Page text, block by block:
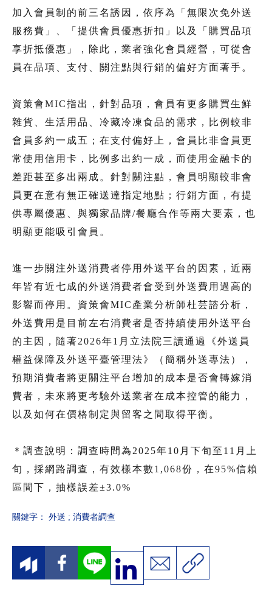
加入會員制的前三名誘因，依序為「無限次免外送
服務費」、「提供會員優惠折扣」以及「購買品項
享折抵優惠」，除此，業者強化會員經營，可從會
員在品項、支付、關注點與行銷的偏好方面著手。
資策會MIC指出，針對品項，會員有更多購買生鮮
雜貨、生活用品、冷藏冷凍食品的需求，比例較非
會員多約一成五；在支付偏好上，會員比非會員更
常使用信用卡，比例多出約一成，而使用金融卡的
差距甚至多出兩成。針對關注點，會員明顯較非會
員更在意有無正確送達指定地點；行銷方面，有提
供專屬優惠、與獨家品牌/餐廳合作等兩大要素，也
明顯更能吸引會員。
進一步關注外送消費者停用外送平台的因素，近兩
年皆有近七成的外送消費者會受到外送費用過高的
影響而停用。資策會MIC產業分析師杜芸諮分析，
外送費用是目前左右消費者是否持續使用外送平台
的主因，隨著2026年1月立法院三讀通過《外送員
權益保障及外送平臺管理法》（簡稱外送專法），
預期消費者將更關注平台增加的成本是否會轉嫁消
費者，未來將更考驗外送業者在成本控管的能力，
以及如何在價格制定與留客之間取得平衡。
＊調查說明：調查時間為2025年10月下旬至11月上
旬，採網路調查，有效樣本數1,068份，在95%信賴
區間下，抽樣誤差±3.0%
關鍵字： 外送 ; 消費者調查